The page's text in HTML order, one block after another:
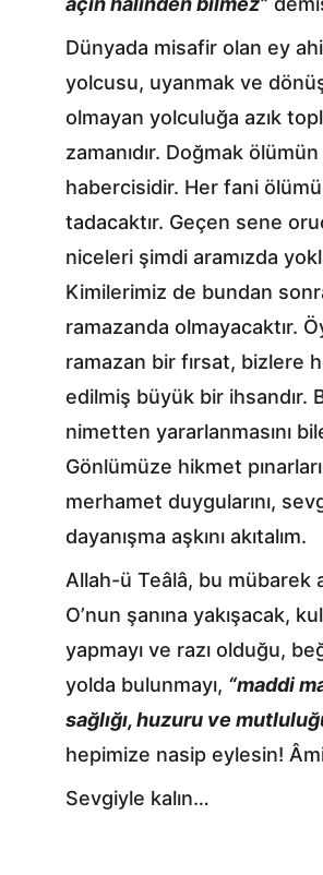
Dünyada misafir olan ey
yolcusu, uyanmak ve
olmayan yolculuğa azık
zamanıdır. Doğmak ölümün
habercisidir. Her fani ölümü
tadacaktır. Geçen sene
niceleri şimdi aramızda
Kimilerimiz de bundan
ramazanda olmayacaktır.
ramazan bir fırsat, bizlere
edilmiş büyük bir ihsandır.
nimetten yararlanmasını
Gönlümüze hikmet
merhamet duygularını,
dayanışma aşkını akıtalım.
Allah-ü Teâlâ, bu mübarek
O’nun şanına yakışacak,
yapmayı ve razı olduğu,
yolda bulunmayı, “maddi
sağlığı, huzuru ve
hepimize nasip eylesin!
Sevgiyle kalın…